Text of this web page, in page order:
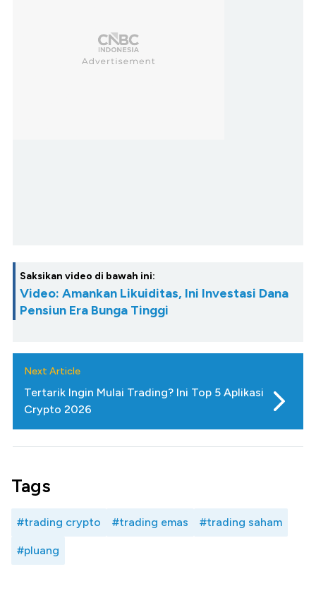
Saksikan video di bawah ini:
Video: Amankan Likuiditas, Ini Investasi Dana
Pensiun Era Bunga Tinggi
Next Article
Tertarik Ingin Mulai Trading? Ini Top 5 Aplikasi
Crypto 2026
Tags
#trading crypto #trading emas #trading saham
#pluang